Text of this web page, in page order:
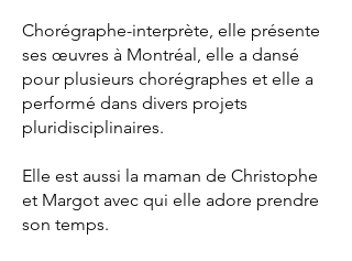
Chorégraphe-interprète, elle présente
ses œuvres à Montréal, elle a dansé
pour plusieurs chorégraphes et elle a
performé dans divers projets
pluridisciplinaires.
Elle est aussi la maman de Christophe
et Margot avec qui elle adore prendre
son temps.